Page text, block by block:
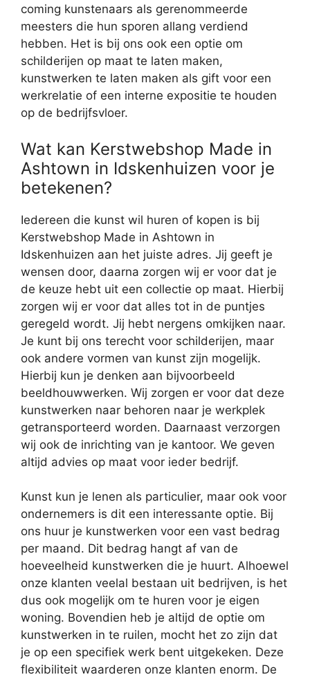
coming kunstenaars als gerenommeerde
meesters die hun sporen allang verdiend
hebben. Het is bij ons ook een optie om
schilderijen op maat te laten maken,
kunstwerken te laten maken als gift voor een
werkrelatie of een interne expositie te houden
op de bedrijfsvloer.
Wat kan Kerstwebshop Made in
Ashtown in Idskenhuizen voor je
betekenen?
Iedereen die kunst wil huren of kopen is bij
Kerstwebshop Made in Ashtown in
Idskenhuizen aan het juiste adres. Jij geeft je
wensen door, daarna zorgen wij er voor dat je
de keuze hebt uit een collectie op maat. Hierbij
zorgen wij er voor dat alles tot in de puntjes
geregeld wordt. Jij hebt nergens omkijken naar.
Je kunt bij ons terecht voor schilderijen, maar
ook andere vormen van kunst zijn mogelijk.
Hierbij kun je denken aan bijvoorbeeld
beeldhouwwerken. Wij zorgen er voor dat deze
kunstwerken naar behoren naar je werkplek
getransporteerd worden. Daarnaast verzorgen
wij ook de inrichting van je kantoor. We geven
altijd advies op maat voor ieder bedrijf.
Kunst kun je lenen als particulier, maar ook voor
ondernemers is dit een interessante optie. Bij
ons huur je kunstwerken voor een vast bedrag
per maand. Dit bedrag hangt af van de
hoeveelheid kunstwerken die je huurt. Alhoewel
onze klanten veelal bestaan uit bedrijven, is het
dus ook mogelijk om te huren voor je eigen
woning. Bovendien heb je altijd de optie om
kunstwerken in te ruilen, mocht het zo zijn dat
je op een specifiek werk bent uitgekeken. Deze
flexibiliteit waarderen onze klanten enorm. De